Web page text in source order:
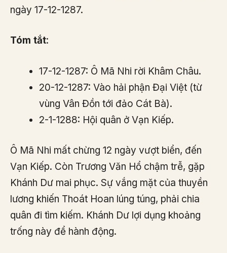
ngày 17-12-1287.
Tóm tắt:
17-12-1287: Ô Mã Nhi rời Khâm Châu.
20-12-1287: Vào hải phận Đại Việt (từ
vùng Vân Đồn tới đảo Cát Bà).
2-1-1288: Hội quân ở Vạn Kiếp.
Ô Mã Nhi mất chừng 12 ngày vượt biển, đến
Vạn Kiếp. Còn Trương Văn Hổ chậm trễ, gặp
Khánh Dư mai phục. Sự vắng mặt của thuyền
lương khiến Thoát Hoan lúng túng, phải chia
quân đi tìm kiếm. Khánh Dư lợi dụng khoảng
trống này để hành động.